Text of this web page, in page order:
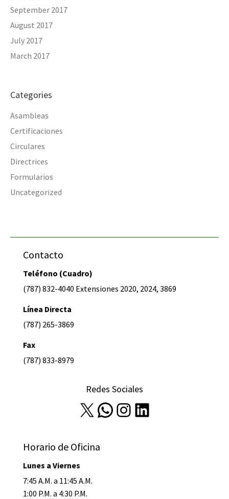
September 2017
August 2017
July 2017
March 2017
Categories
Asambleas
Certificaciones
Circulares
Directrices
Formularios
Uncategorized
Contacto
Teléfono (Cuadro)
(787) 832-4040 Extensiones 2020, 2024, 3869
Línea Directa
(787) 265-3869
Fax
(787) 833-8979
Redes Sociales
X WhatsApp Instagram LinkedIn
Horario de Oficina
Lunes a Viernes
7:45 A.M. a 11:45 A.M.
1:00 P.M. a 4:30 P.M.